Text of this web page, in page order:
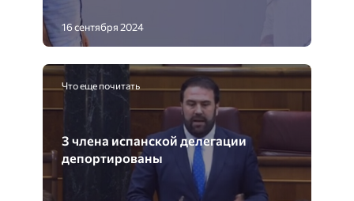
16 сентября 2024
Что еще почитать
3 члена испанской делегации
депортированы